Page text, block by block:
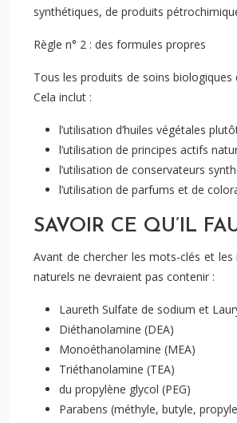
synthétiques, de produits
Règle n° 2 : des formules propres
Tous les produits de soins
Cela inclut :
l’utilisation d’huiles végétales
l’utilisation de principes actifs
l’utilisation de conservateurs
l’utilisation de parfums et de
SAVOIR CE QU’IL
Avant de chercher les mots-clés et
naturels ne devraient pas contenir :
Laureth Sulfate de sodium et
Diéthanolamine (DEA)
Monoéthanolamine (MEA)
Triéthanolamine (TEA)
du propylène glycol (PEG)
Parabens (méthyle, butyle,